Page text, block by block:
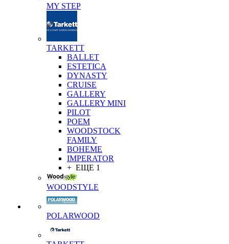
MY STEP
TARKETT
BALLET
ESTETICA
DYNASTY
CRUISE
GALLERY
GALLERY MINI
PILOT
POEM
WOODSTOCK
FAMILY
BOHEME
IMPERATOR
+ ЕЩЕ 1
WOODSTYLE
POLARWOOD